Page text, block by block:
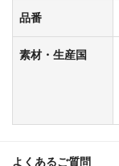
品番
素材・生産国
よくあるご質問